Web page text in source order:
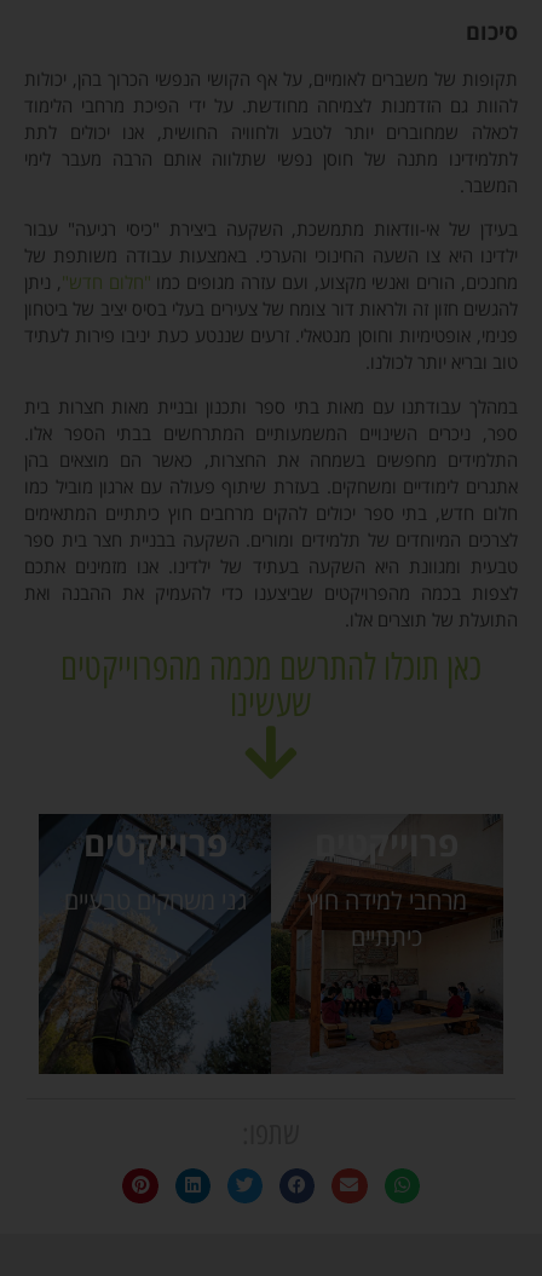
סיכום
תקופות של משברים לאומיים, על אף הקושי הנפשי הכרוך בהן, יכולות
להוות גם הזדמנות לצמיחה מחודשת. על ידי הפיכת מרחבי הלימוד
לכאלה שמחוברים יותר לטבע ולחוויה החושית, אנו יכולים לתת
לתלמידינו מתנה של חוסן נפשי שתלווה אותם הרבה מעבר לימי
המשבר.
בעידן של אי-וודאות מתמשכת, השקעה ביצירת "כיסי רגיעה" עבור
ילדינו היא צו השעה החינוכי והערכי. באמצעות עבודה משותפת של
מחנכים, הורים ואנשי מקצוע, ועם עזרה מגופים כמו "חלום חדש", ניתן
להגשים חזון זה ולראות דור צומח של צעירים בעלי בסיס יציב של ביטחון
פנימי, אופטימיות וחוסן מנטאלי. זרעים שננטע כעת יניבו פירות לעתיד
טוב ובריא יותר לכולנו.
במהלך עבודתנו עם מאות בתי ספר ותכנון ובניית מאות חצרות בית
ספר, ניכרים השינויים המשמעותיים המתרחשים בבתי הספר אלו.
התלמידים מחפשים בשמחה את החצרות, כאשר הם מוצאים בהן
אתגרים לימודיים ומשחקים. בעזרת שיתוף פעולה עם ארגון מוביל כמו
חלום חדש, בתי ספר יכולים להקים מרחבים חוץ כיתתיים המתאימים
לצרכים המיוחדים של תלמידים ומורים. השקעה בבניית חצר בית ספר
טבעית ומגוונת היא השקעה בעתיד של ילדינו. אנו מזמינים אתכם
לצפות בכמה מהפרויקטים שביצענו כדי להעמיק את ההבנה ואת
התועלת של תוצרים אלו.
כאן תוכלו להתרשם מכמה מהפרוייקטים
שעשינו
פרוייקטים
מרחבי למידה חוץ
כיתתיים
פרוייקטים
גני משחקים טבעיים